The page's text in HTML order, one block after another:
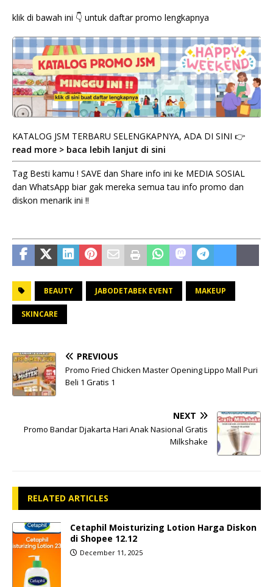
klik di bawah ini 👇 untuk daftar promo lengkapnya
KATALOG JSM TERBARU SELENGKAPNYA, ADA DI SINI 👉
read more > baca lebih lanjut di sini
Tag Besti kamu ! SAVE dan Share info ini ke MEDIA SOSIAL
dan WhatsApp biar gak mereka semua tau info promo dan
diskon menarik ini !!
BEAUTY JABODETABEK EVENT MAKEUP
SKINCARE
PREVIOUS
Promo Fried Chicken Master Opening Lippo Mall Puri
Beli 1 Gratis 1
NEXT
Promo Bandar Djakarta Hari Anak Nasional Gratis
Milkshake
RELATED ARTICLES
Cetaphil Moisturizing Lotion Harga Diskon
di Shopee 12.12
December 11, 2025